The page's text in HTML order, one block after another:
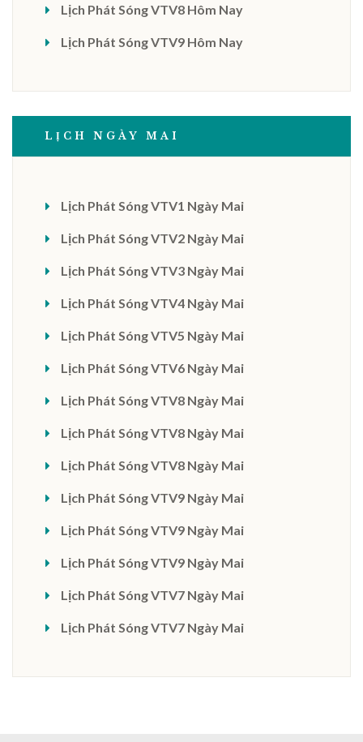
Lịch Phát Sóng VTV8 Hôm Nay
Lịch Phát Sóng VTV9 Hôm Nay
LỊCH NGÀY MAI
Lịch Phát Sóng VTV1 Ngày Mai
Lịch Phát Sóng VTV2 Ngày Mai
Lịch Phát Sóng VTV3 Ngày Mai
Lịch Phát Sóng VTV4 Ngày Mai
Lịch Phát Sóng VTV5 Ngày Mai
Lịch Phát Sóng VTV6 Ngày Mai
Lịch Phát Sóng VTV8 Ngày Mai
Lịch Phát Sóng VTV8 Ngày Mai
Lịch Phát Sóng VTV8 Ngày Mai
Lịch Phát Sóng VTV9 Ngày Mai
Lịch Phát Sóng VTV9 Ngày Mai
Lịch Phát Sóng VTV9 Ngày Mai
Lịch Phát Sóng VTV7 Ngày Mai
Lịch Phát Sóng VTV7 Ngày Mai